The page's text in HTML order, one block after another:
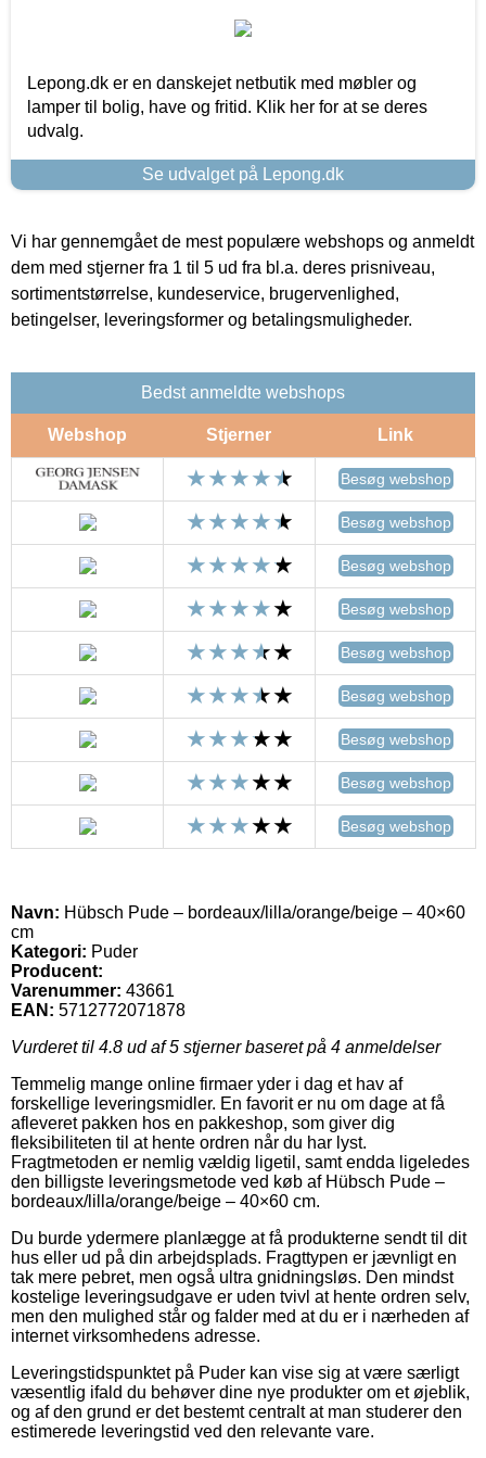
Lepong.dk er en danskejet netbutik med møbler og
lamper til bolig, have og fritid. Klik her for at se deres
udvalg.
Se udvalget på Lepong.dk
Vi har gennemgået de mest populære webshops og anmeldt
dem med stjerner fra 1 til 5 ud fra bl.a. deres prisniveau,
sortimentstørrelse, kundeservice, brugervenlighed,
betingelser, leveringsformer og betalingsmuligheder.
Bedst anmeldte webshops
Webshop Stjerner Link
Besøg webshop
Besøg webshop
Besøg webshop
Besøg webshop
Besøg webshop
Besøg webshop
Besøg webshop
Besøg webshop
Besøg webshop
Navn: Hübsch Pude – bordeaux/lilla/orange/beige – 40×60
cm
Kategori: Puder
Producent:
Varenummer: 43661
EAN: 5712772071878
Vurderet til 4.8 ud af 5 stjerner baseret på 4 anmeldelser
Temmelig mange online firmaer yder i dag et hav af
forskellige leveringsmidler. En favorit er nu om dage at få
afleveret pakken hos en pakkeshop, som giver dig
fleksibiliteten til at hente ordren når du har lyst.
Fragtmetoden er nemlig vældig ligetil, samt endda ligeledes
den billigste leveringsmetode ved køb af Hübsch Pude –
bordeaux/lilla/orange/beige – 40×60 cm.
Du burde ydermere planlægge at få produkterne sendt til dit
hus eller ud på din arbejdsplads. Fragttypen er jævnligt en
tak mere pebret, men også ultra gnidningsløs. Den mindst
kostelige leveringsudgave er uden tvivl at hente ordren selv,
men den mulighed står og falder med at du er i nærheden af
internet virksomhedens adresse.
Leveringstidspunktet på Puder kan vise sig at være særligt
væsentlig ifald du behøver dine nye produkter om et øjeblik,
og af den grund er det bestemt centralt at man studerer den
estimerede leveringstid ved den relevante vare.